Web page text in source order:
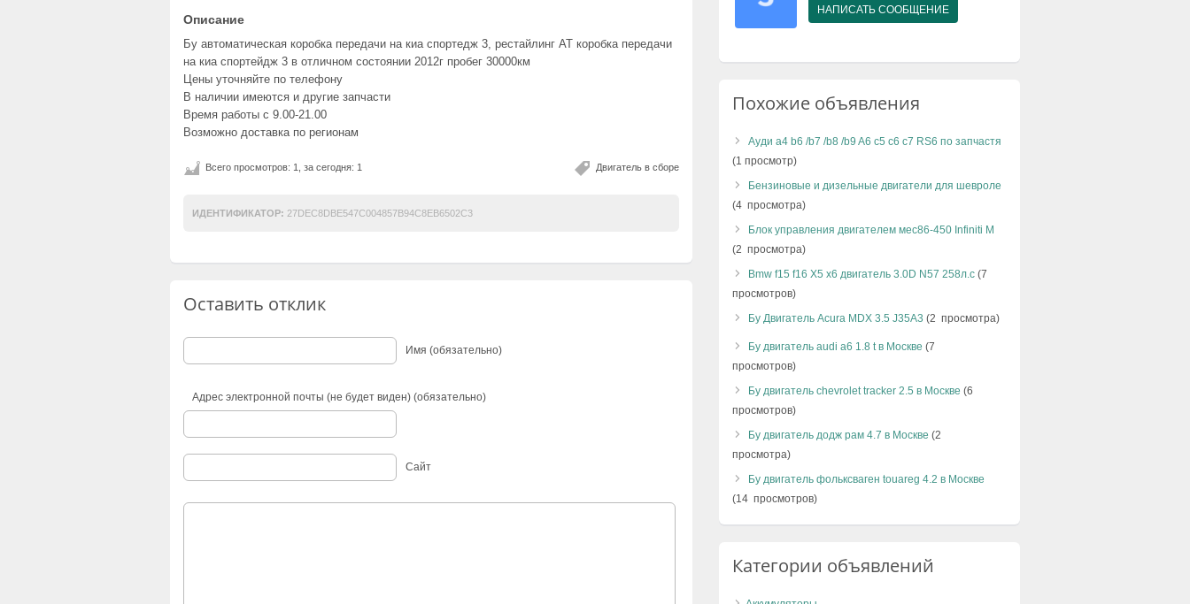
Описание
Бу автоматическая коробка передачи на киа спортедж 3, рестайлинг АТ коробка передачи
на киа спортейдж 3 в отличном состоянии 2012г пробег 30000км
Цены уточняйте по телефону
В наличии имеются и другие запчасти
Время работы с 9.00-21.00
Возможно доставка по регионам
Двигатель в сборе
Всего просмотров: 1, за сегодня: 1
ИДЕНТИФИКАТОР: 27DEC8DBE547C004857B94C8EB6502C3
Оставить отклик
Имя (обязательно)
Адрес электронной почты (не будет виден) (обязательно)
Сайт
НАПИСАТЬ СООБЩЕНИЕ
Похожие объявления
Ауди а4 b6 /b7 /b8 /b9 A6 c5 c6 c7 RS6 по запчастя
(1 просмотр)
Бензиновые и дизельные двигатели для шевроле
(4 просмотра)
Блок управления двигателем мес86-450 Infiniti M
(2 просмотра)
Bmw f15 f16 X5 x6 двигатель 3.0D N57 258л.с (7
просмотров)
Бу Двигатель Acura MDX 3.5 J35A3 (2 просмотра)
Бу двигатель audi а6 1.8 t в Москве (7
просмотров)
Бу двигатель chevrolet tracker 2.5 в Москве (6
просмотров)
Бу двигатель додж рам 4.7 в Москве (2
просмотра)
Бу двигатель фольксваген touareg 4.2 в Москве
(14 просмотров)
Категории объявлений